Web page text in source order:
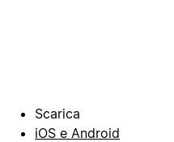
Scarica
iOS e Android